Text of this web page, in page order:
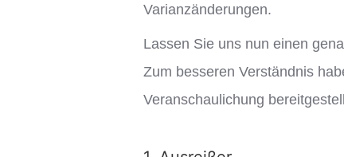
Varianzänderungen.
Lassen Sie uns nun einen
Zum besseren Verständnis
Veranschaulichung